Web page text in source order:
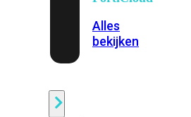
Alles
bekijken